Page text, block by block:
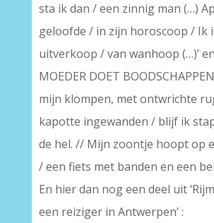
sta ik dan / een zinnig man (…)
geloofde / in zijn horoscoop / Ik
uitverkoop / van wanhoop (…)’ en
MOEDER DOET
mijn klompen, met ontwrichte
kapotte ingewanden / blijf ik
de hel. // Mijn zoontje hoopt op
/ een fiets met banden en een
En hier dan nog een deel uit
een reiziger in Antwerpen’ :